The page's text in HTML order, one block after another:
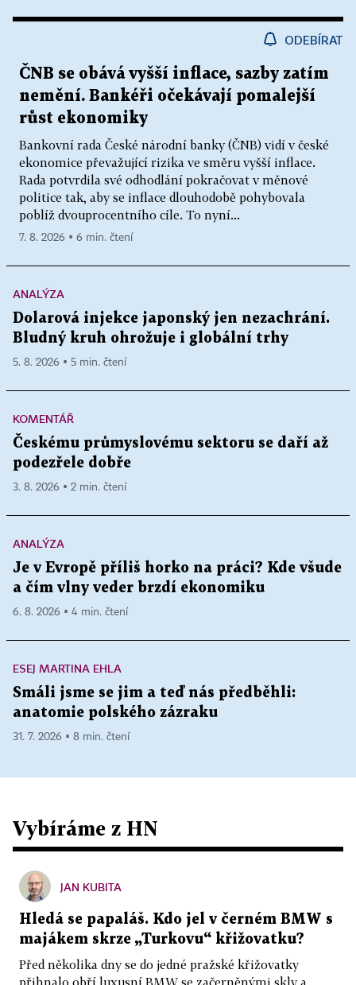
ODEBÍRAT
ČNB se obává vyšší inflace, sazby zatím
nemění. Bankéři očekávají pomalejší
růst ekonomiky
Bankovní rada České národní banky (ČNB) vidí v české
ekonomice převažující rizika ve směru vyšší inflace.
Rada potvrdila své odhodlání pokračovat v měnové
politice tak, aby se inflace dlouhodobě pohybovala
poblíž dvouprocentního cíle. To nyní...
7. 8. 2026 ▪ 6 min. čtení
ANALÝZA
Dolarová injekce japonský jen nezachrání.
Bludný kruh ohrožuje i globální trhy
5. 8. 2026 ▪ 5 min. čtení
KOMENTÁŘ
Českému průmyslovému sektoru se daří až
podezřele dobře
3. 8. 2026 ▪ 2 min. čtení
ANALÝZA
Je v Evropě příliš horko na práci? Kde všude
a čím vlny veder brzdí ekonomiku
6. 8. 2026 ▪ 4 min. čtení
ESEJ MARTINA EHLA
Smáli jsme se jim a teď nás předběhli:
anatomie polského zázraku
31. 7. 2026 ▪ 8 min. čtení
Vybíráme z HN
JAN KUBITA
Hledá se papaláš. Kdo jel v černém BMW s
majákem skrze „Turkovu“ křižovatku?
Před několika dny se do jedné pražské křižovatky
přihnalo obří luxusní BMW se začerněnými skly a